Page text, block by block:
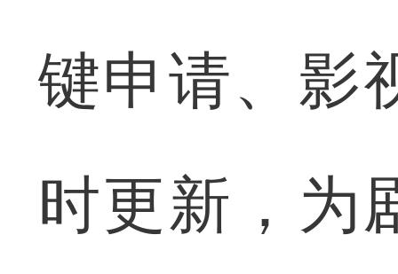
键申请、影
时更新，为